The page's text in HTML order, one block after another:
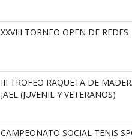
XXVIII TORNEO OPEN DE REDES
III TROFEO RAQUETA DE
JAEL (JUVENIL Y VETERANOS)
CAMPEONATO SOCIAL TENIS